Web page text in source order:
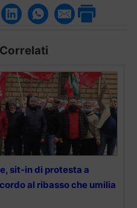
sit-in di protesta a
al ribasso che umilia